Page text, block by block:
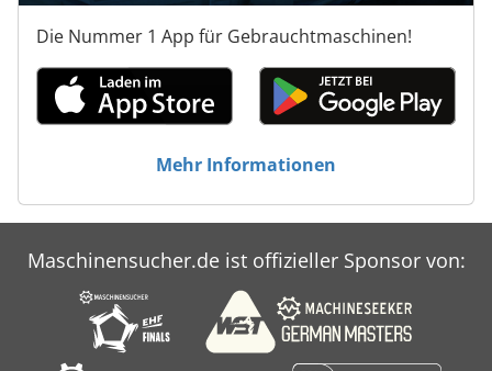
Die Nummer 1 App für Gebrauchtmaschinen!
Mehr Informationen
Maschinensucher.de ist offizieller Sponsor von: